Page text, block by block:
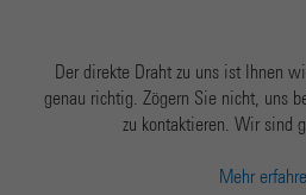
Der direkte Draht zu uns ist Ihnen
genau richtig. Zögern Sie nicht, uns
zu kontaktieren. Wir sind
Mehr